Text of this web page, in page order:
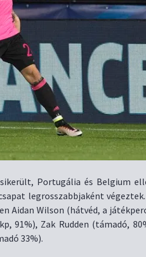
Portugália és Belgium
legrosszabbjaként
Aidan Wilson (hátvéd, a
91%), Zak Rudden (támadó,
33%).